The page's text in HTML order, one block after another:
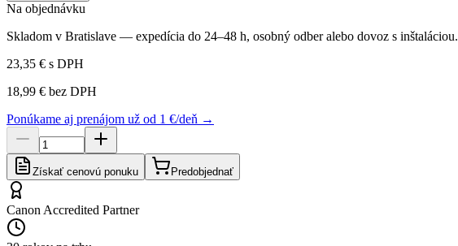
Na objednávku
Skladom v Bratislave — expedícia do 24–48 h, osobný odber alebo dovoz s inštaláciou.
23,35 € s DPH
18,99 € bez DPH
Ponúkame aj prenájom už od 1 €/deň →
Získať cenovú ponuku Predobjednať
Canon Accredited Partner